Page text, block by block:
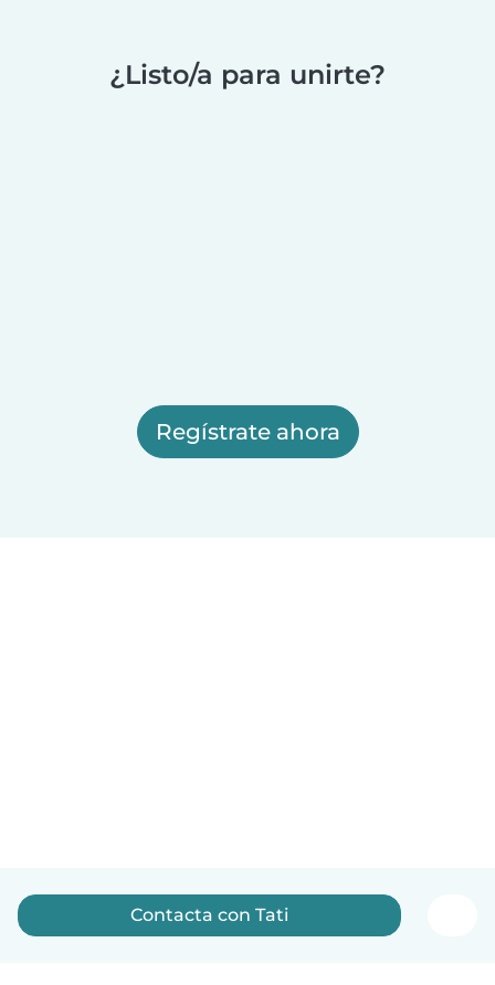
¿Listo/a para unirte?
Regístrate ahora
Contacta con Tati